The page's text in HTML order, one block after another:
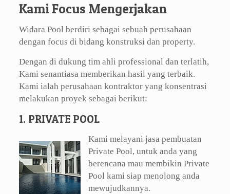
Kami Focus Mengerjakan
Widara Pool berdiri sebagai sebuah perusahaan
dengan focus di bidang konstruksi dan property.
Dengan di dukung tim ahli professional dan terlatih,
Kami senantiasa memberikan hasil yang terbaik.
Kami ialah perusahaan kontraktor yang konsentrasi
melakukan proyek sebagai berikut:
1. PRIVATE POOL
Kami melayani jasa pembuatan
Private Pool, untuk anda yang
berencana mau membikin Private
Pool kami siap menolong anda
mewujudkannya.